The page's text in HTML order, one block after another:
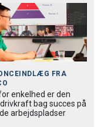
FRA
enkelhed er den
bag succes på
arbejdspladser